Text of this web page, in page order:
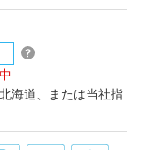
海道、または当社指